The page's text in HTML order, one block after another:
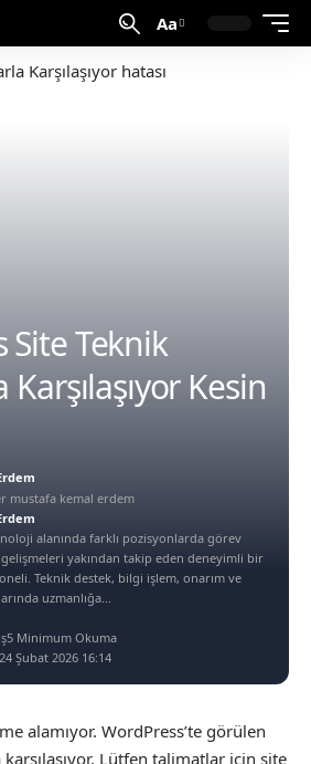
Aa
Site Teknik
Kesin
Şubat 2026 16:14
alanında farklı pozisyonlarda görev
yakından takip eden deneyimli bir
Teknik destek, bilgi işlem, onarım ve
uzmanlığa...
5 Minimum Okuma
alamıyor. WordPress’te görülen
Lütfen talimatlar için site